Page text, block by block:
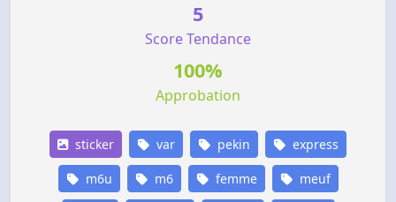
5
Score Tendance
100%
Approbation
sticker var pekin express
m6u m6 femme meuf